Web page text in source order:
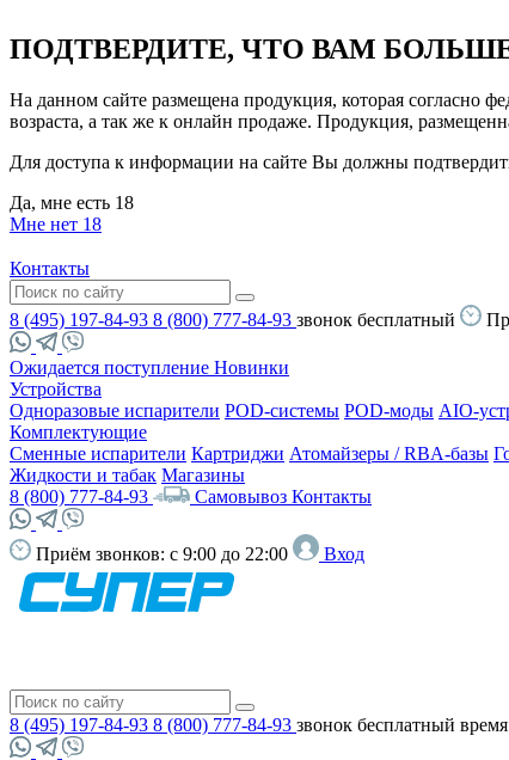
ПОДТВЕРДИТЕ, ЧТО ВАМ БОЛЬШЕ
На данном сайте размещена продукция, которая согласно
возраста, а так же к онлайн продаже. Продукция,
Для доступа к информации на сайте Вы должны
Да, мне есть 18
Мне нет 18
Контакты
8 (495) 197-84-93 8 (800) 777-84-93 звонок бесплатный
Ожидается поступление Новинки
Устройства
Одноразовые испарители POD-системы POD-моды AIO-
Комплектующие
Сменные испарители Картриджи Атомайзеры / RBA-базы
Жидкости и табак Магазины
8 (800) 777-84-93
Самовывоз Контакты
Приём звонков: с 9:00 до 22:00 Вход
8 (495) 197-84-93 8 (800) 777-84-93 звонок бесплатный